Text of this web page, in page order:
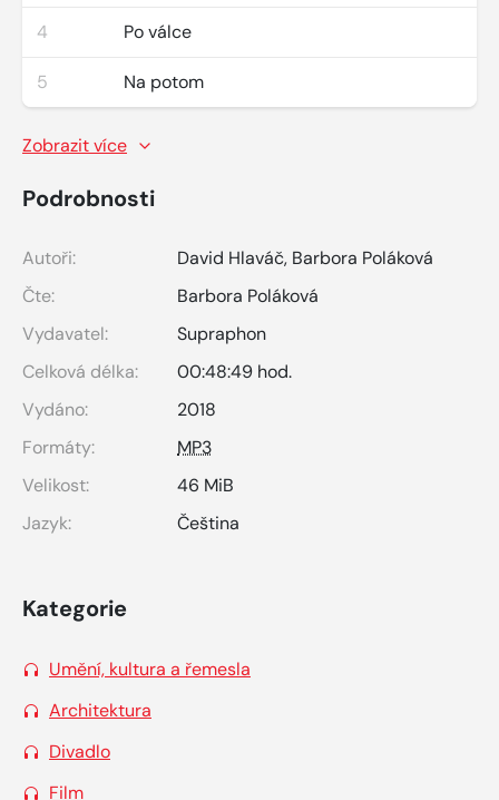
4 Po válce
5 Na potom
Zobrazit více
Podrobnosti
Autoři: David Hlaváč, Barbora Poláková
Čte:
Barbora Poláková
Vydavatel:
Supraphon
Celková délka:
00:48:49 hod.
Vydáno:
2018
Formáty:
MP3
Velikost:
46 MiB
Jazyk:
Čeština
Kategorie
Umění, kultura a řemesla
Architektura
Divadlo
Film